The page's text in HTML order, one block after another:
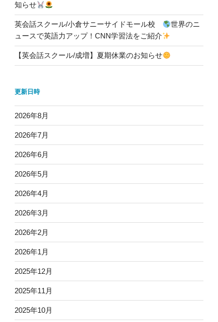
知らせ
英会話スクール/小倉サニーサイドモール校
世界のニ
ュースで英語力アップ！CNN学習法をご紹介
【英会話スクール/成増】夏期休業のお知らせ
更新日時
2026年8月
2026年7月
2026年6月
2026年5月
2026年4月
2026年3月
2026年2月
2026年1月
2025年12月
2025年11月
2025年10月